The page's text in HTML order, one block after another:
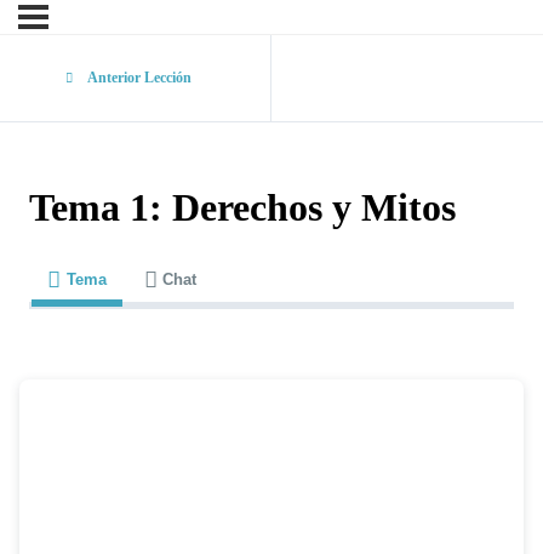
Anterior Lección
Tema 1: Derechos y Mitos
Tema Chat